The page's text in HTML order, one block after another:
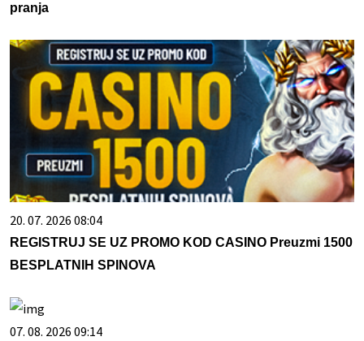
pranja
20. 07. 2026 08:04
REGISTRUJ SE UZ PROMO KOD CASINO Preuzmi 1500
BESPLATNIH SPINOVA
07. 08. 2026 09:14